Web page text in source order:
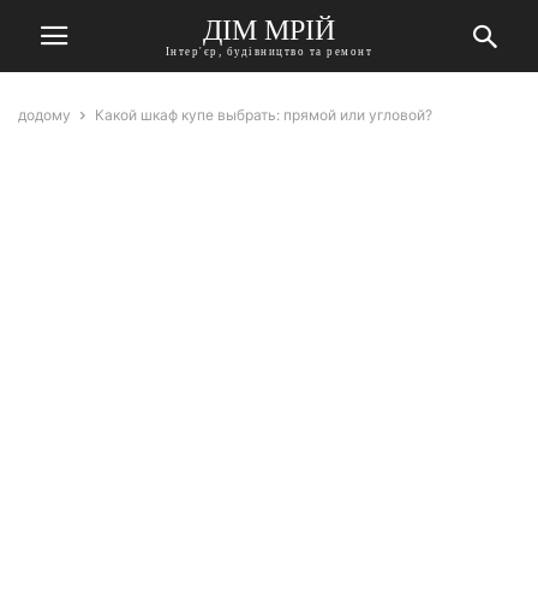
ДІМ МРІЙ
Інтер'єр, будівництво та ремонт
додому Какой шкаф купе выбрать: прямой или угловой?